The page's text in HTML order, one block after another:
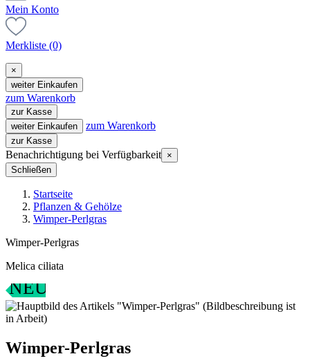
Mein Konto
Merkliste (0)
×
weiter Einkaufen
zum Warenkorb
zur Kasse
weiter Einkaufen
zum Warenkorb
zur Kasse
Benachrichtigung bei Verfügbarkeit ×
Schließen
Startseite
Pflanzen & Gehölze
Wimper-Perlgras
Wimper-Perlgras
Melica ciliata
NEU
Wimper-Perlgras